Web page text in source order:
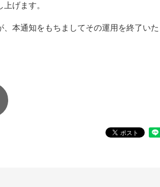
げます。
本通知をもちましてその運用を終了いた